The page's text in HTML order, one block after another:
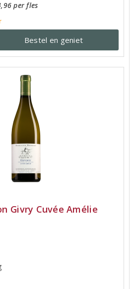
per fles
Bestel en geniet
Givry Cuvée Amélie